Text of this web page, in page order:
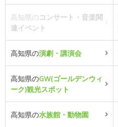
高知県のコンサート・音楽関
連イベント
高知県の演劇・講演会
高知県のGW(ゴールデンウィ
ーク)観光スポット
高知県の水族館・動物園